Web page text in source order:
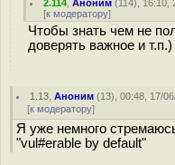
2.114 ,Аноним (114), 16:10,
[к модератору]
Чтобы знать чем не
доверять важное и т.п.)
1.13 ,Аноним (13), 00:48, 17/
[к модератору]
Я уже немного
"vul#erable by default"